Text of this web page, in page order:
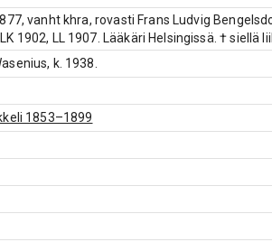
vanht khra, rovasti Frans Ludvig
1902, LL 1907. Lääkäri Helsingissä. † siellä
k. 1938.
1853–1899